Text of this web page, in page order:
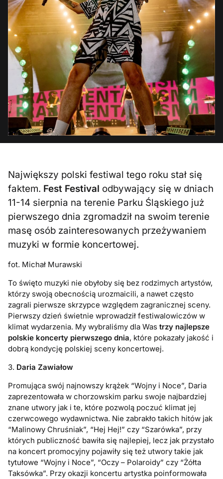
Największy polski festiwal tego roku stał się
faktem. Fest Festival odbywający się w dniach
11-14 sierpnia na terenie Parku Śląskiego już
pierwszego dnia zgromadził na swoim terenie
masę osób zainteresowanych przeżywaniem
muzyki w formie koncertowej.
fot. Michał Murawski
To święto muzyki nie obyłoby się bez rodzimych artystów,
którzy swoją obecnością urozmaicili, a nawet często
zagrali pierwsze skrzypce względem zagranicznej sceny.
Pierwszy dzień świetnie wprowadził festiwalowiczów w
klimat wydarzenia. My wybraliśmy dla Was trzy najlepsze
polskie koncerty pierwszego dnia, które pokazały jakość i
dobrą kondycję polskiej sceny koncertowej.
3. Daria Zawiałow
Promująca swój najnowszy krążek “Wojny i Noce”, Daria
zaprezentowała w chorzowskim parku swoje najbardziej
znane utwory jak i te, które pozwolą poczuć klimat jej
czerwcowego wydawnictwa. Nie zabrakło takich hitów jak
“Malinowy Chruśniak”, “Hej Hej!” czy “Szarówka”, przy
których publiczność bawiła się najlepiej, lecz jak przystało
na koncert promocyjny pojawiły się też utwory takie jak
tytułowe “Wojny i Noce”, “Oczy – Polaroidy” czy “Żółta
Taksówka”. Przy okazji koncertu artystka poinformowała